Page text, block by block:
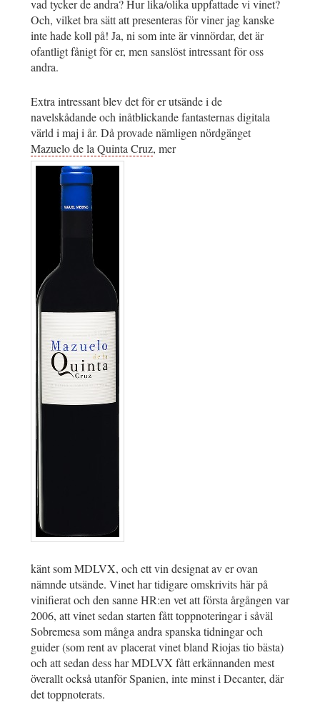
vad tycker de andra? Hur lika/olika uppfattade vi vinet?
Och, vilket bra sätt att presenteras för viner jag kanske
inte hade koll på! Ja, ni som inte är vinnördar, det är
ofantligt fånigt för er, men sanslöst intressant för oss
andra.
Extra intressant blev det för er utsände i de
navelskådande och inåtblickande fantasternas digitala
värld i maj i år. Då provade nämligen nördgänget
Mazuelo de la Quinta Cruz, mer
känt som MDLVX, och ett vin designat av er ovan
nämnde utsände. Vinet har tidigare omskrivits här på
vinifierat och den sanne HR:en vet att första årgången var
2006, att vinet sedan starten fått toppnoteringar i såväl
Sobremesa som många andra spanska tidningar och
guider (som rent av placerat vinet bland Riojas tio bästa)
och att sedan dess har MDLVX fått erkännanden mest
överallt också utanför Spanien, inte minst i Decanter, där
det toppnoterats.